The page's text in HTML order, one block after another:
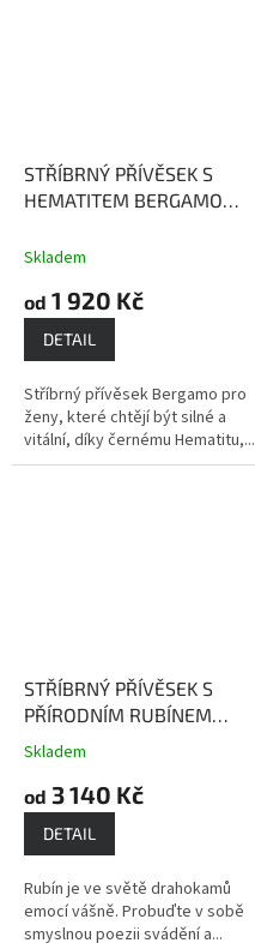
STŘÍBRNÝ PŘÍVĚSEK S
HEMATITEM BERGAMO
ochranu
Skladem
od 1 920 Kč
DETAIL
Stříbrný přívěsek Bergamo pro
ženy, které chtějí být silné a
vitální, díky černému Hematitu,...
STŘÍBRNÝ PŘÍVĚSEK S
PŘÍRODNÍM RUBÍNEM
JUSTÝNA
Průměrné
produktu
5
hvězdiček.
Skladem
od 3 140 Kč
DETAIL
Rubín je ve světě drahokamů
emocí vášně. Probuďte v sobě
smyslnou poezii svádění a...